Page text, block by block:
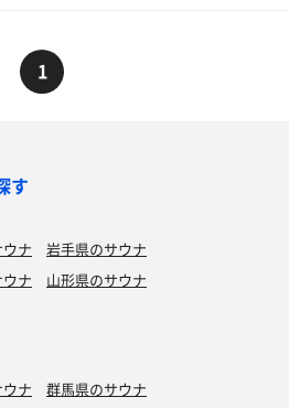
1
す
ナ
岩手県のサウナ
ナ
山形県のサウナ
ナ
群馬県のサウナ